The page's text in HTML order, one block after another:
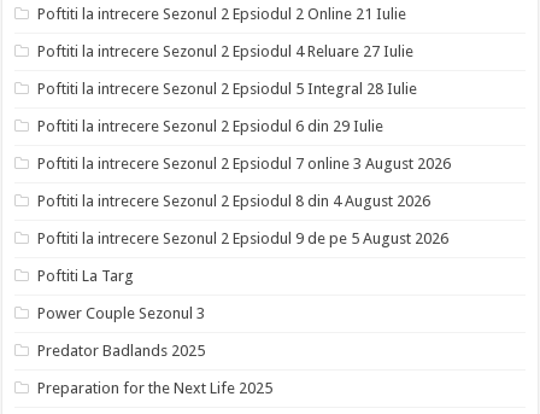
Poftiti la intrecere Sezonul 2 Epsiodul 2 Online 21 Iulie
Poftiti la intrecere Sezonul 2 Epsiodul 4 Reluare 27 Iulie
Poftiti la intrecere Sezonul 2 Epsiodul 5 Integral 28 Iulie
Poftiti la intrecere Sezonul 2 Epsiodul 6 din 29 Iulie
Poftiti la intrecere Sezonul 2 Epsiodul 7 online 3 August 2026
Poftiti la intrecere Sezonul 2 Epsiodul 8 din 4 August 2026
Poftiti la intrecere Sezonul 2 Epsiodul 9 de pe 5 August 2026
Poftiti La Targ
Power Couple Sezonul 3
Predator Badlands 2025
Preparation for the Next Life 2025